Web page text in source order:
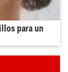
para un